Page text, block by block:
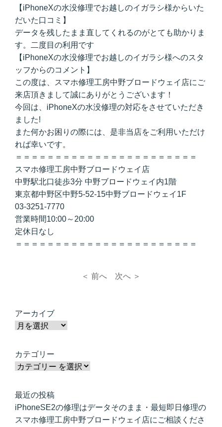
【iPhoneXの水没修理でお越しのイガラシ様からいた
だいた口コミ】
データを残したまま直してくれるのがとても助かりま
す。二度目の利用です
【iPhoneXの水没修理でお越しのイガラシ様へのスタ
ッフからのコメント】
この度は、スマホ修理工房中野ブロードウェイ店にご
来店頂きまして誠にありがとうございます！
今回は、iPhoneXの水没修理の対応をさせていただき
ました!
また何かお困りの際には、是非当店をご利用いただけ
れば幸いです。
＝＝＝＝＝＝＝＝＝＝＝＝＝＝＝＝＝＝＝＝＝＝＝
スマホ修理工房中野ブロードウェイ店
中野駅北口徒歩3分 中野ブロードウェイ内1階
東京都中野区中野5-52-15中野ブロードウェイ1F
03-3251-7770
営業時間10:00～20:00
定休日なし
＝＝＝＝＝＝＝＝＝＝＝＝＝＝＝＝＝＝＝＝＝＝＝
＜ 前へ 次へ ＞
アーカイブ
カテゴリー
最近の投稿
iPhoneSE2の修理はデータそのまま・最短即日修理の
スマホ修理工房中野ブロードウェイ店にご相談くださ